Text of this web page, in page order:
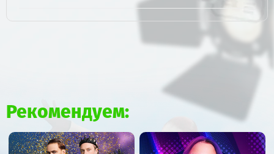
Рекомендуем: